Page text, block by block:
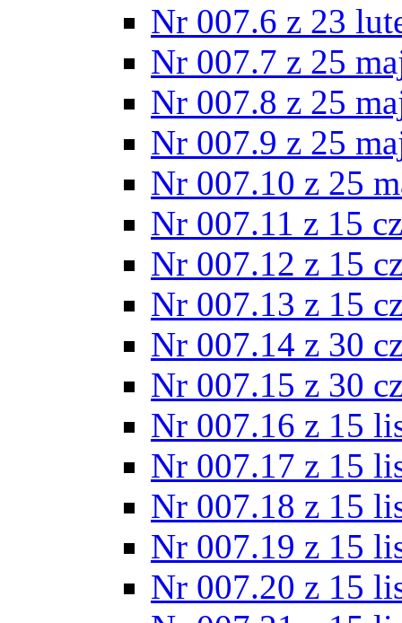
Nr 007.6 z 23
Nr 007.7 z 25
Nr 007.8 z 25
Nr 007.9 z 25
Nr 007.10 z 25
Nr 007.11 z 15
Nr 007.12 z 15
Nr 007.13 z 15
Nr 007.14 z 30
Nr 007.15 z 30
Nr 007.16 z 15
Nr 007.17 z 15
Nr 007.18 z 15
Nr 007.19 z 15
Nr 007.20 z 15